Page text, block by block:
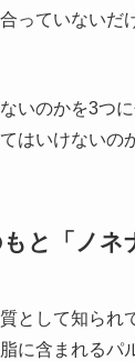
っていないだ
いのかを3つ
はいけないの
と「ノネ
として知られ
に含まれるパ